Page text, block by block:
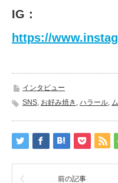
IG：
https://
インタビュー
SNS, お好み焼き , ハラール,
前の記事